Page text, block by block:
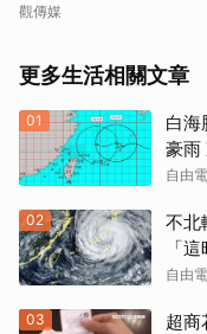
觀傳媒
更多生活相關文章
01
白海
豪雨
自由
02
不北
「
自由
03
超商